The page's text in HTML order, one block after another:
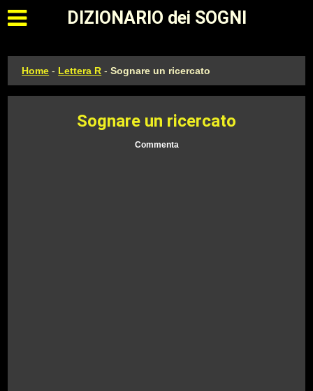
Apri il menu principale
DIZIONARIO dei SOGNI
Home - Lettera R -Sognare un ricercato
Sognare un ricercato
Commenta